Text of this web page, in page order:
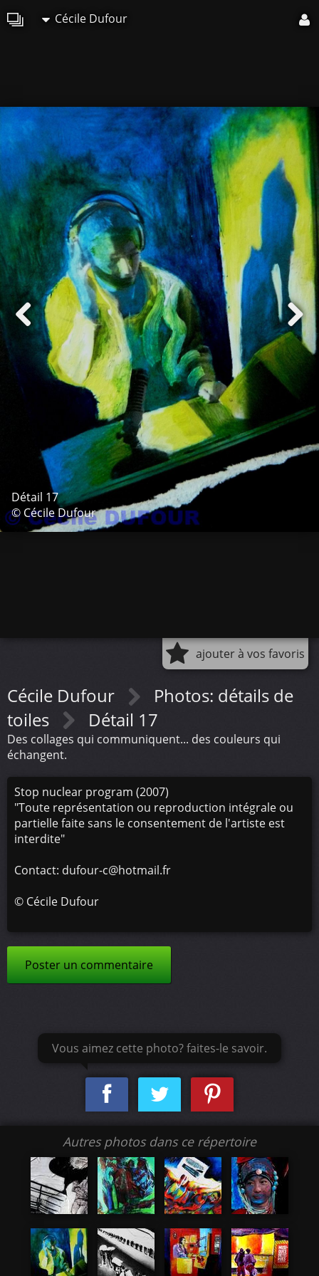
Cécile Dufour
Détail 17
© Cécile Dufour
ajouter à vos favoris
Cécile Dufour
Photos: détails de
toiles
Détail 17
Des collages qui communiquent... des couleurs qui
échangent.
Stop nuclear program (2007)
"Toute représentation ou reproduction intégrale ou
partielle faite sans le consentement de l'artiste est
interdite"
Contact: dufour-c@hotmail.fr
© Cécile Dufour
Poster un commentaire
Vous aimez cette photo? faites-le savoir.
Autres photos dans ce répertoire